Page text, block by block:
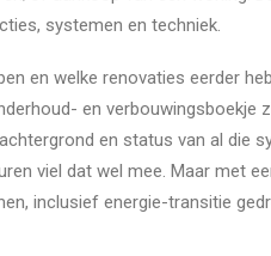
systemen en techniek.
en welke renovaties eerder
en verbouwingsboekje
en status van al die
viel dat wel mee. Maar met
inclusief energie-transitie